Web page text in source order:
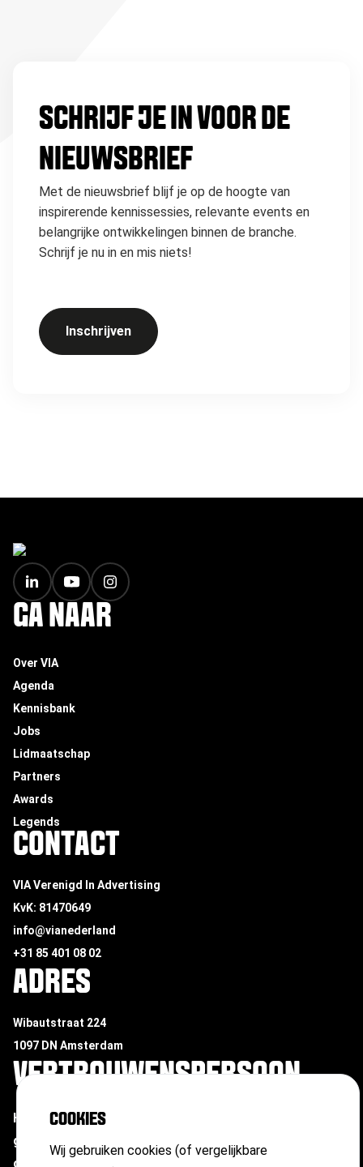
COOKIES
Wij gebruiken cookies (of vergelijkbare
SCHRIJF JE IN VOOR DE
NIEUWSBRIEF
Met de nieuwsbrief blijf je op de hoogte van
inspirerende kennissessies, relevante events en
belangrijke ontwikkelingen binnen de branche.
Schrijf je nu in en mis niets!
Inschrijven
FOOTER
GA NAAR
Over VIA
Agenda
Kennisbank
Jobs
Lidmaatschap
Partners
Awards
Legends
CONTACT
VIA Verenigd In Advertising
KvK: 81470649
info@vianederland
+31 85 401 08 02
ADRES
Wibautstraat 224
1097 DN Amsterdam
VERTROUWENSPERSOON
Heb je te maken met ongewenste omgangsvormen of
grensoverschrijdend gedrag?
onze vertrouwenspersoon